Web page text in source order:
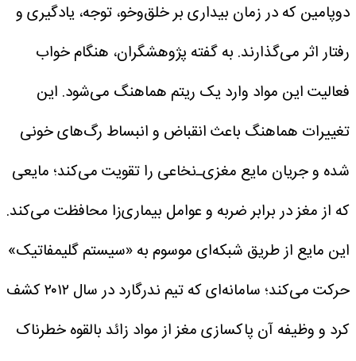
دوپامین که در زمان بیداری بر خلق‌وخو، توجه، یادگیری و
رفتار اثر می‌گذارند. به گفته پژوهشگران، هنگام خواب
فعالیت این مواد وارد یک ریتم هماهنگ می‌شود. این
تغییرات هماهنگ باعث انقباض و انبساط رگ‌های خونی
شده و جریان مایع مغزی‌ـ‌نخاعی را تقویت می‌کند؛ مایعی
که از مغز در برابر ضربه و عوامل بیماری‌زا محافظت می‌کند.
این مایع از طریق شبکه‌ای موسوم به «سیستم گلیمفاتیک»
حرکت می‌کند؛ سامانه‌ای که تیم ندرگارد در سال ۲۰۱۲ کشف
کرد و وظیفه آن پاکسازی مغز از مواد زائد بالقوه خطرناک